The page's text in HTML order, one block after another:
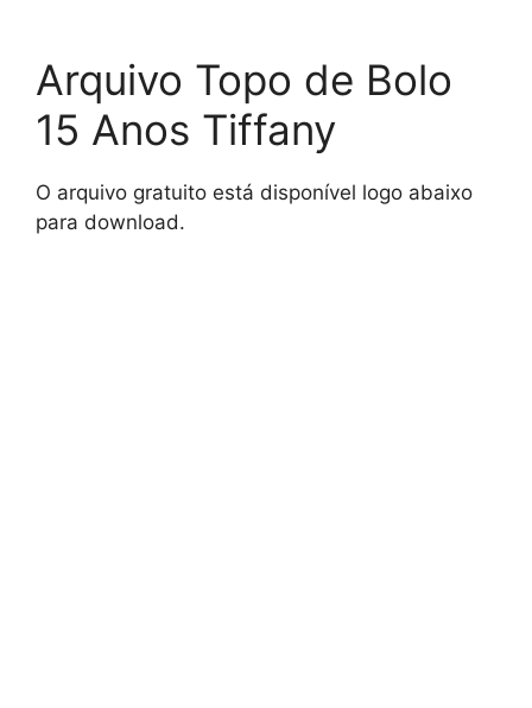
Arquivo Topo de Bolo
15 Anos Tiffany
O arquivo gratuito está disponível logo abaixo
para download.